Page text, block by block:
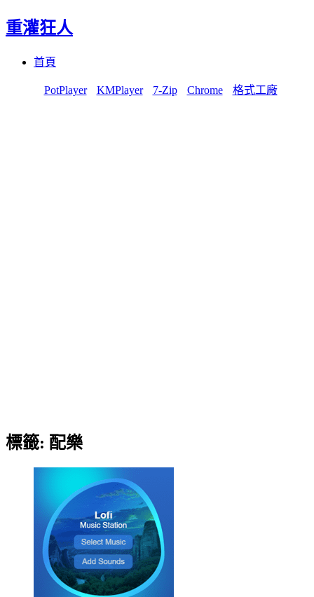
重灌狂人
首頁
PotPlayer KMPlayer 7-Zip Chrome 格式工廠
標籤: 配樂